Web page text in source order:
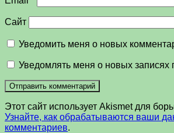
Сайт
Уведомить меня о новых
Уведомлять меня о новых записях
Этот сайт использует Akismet для
Узнайте, как обрабатываются ваши
комментариев.